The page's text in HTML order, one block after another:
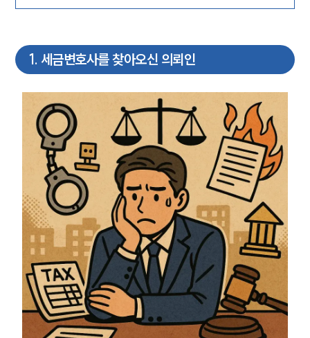
1. 세금변호사를 찾아오신 의뢰인